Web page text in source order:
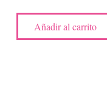
Añadir al carrito